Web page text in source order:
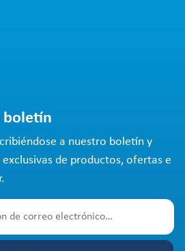
boletín
a nuestro boletín y
de productos, ofertas e